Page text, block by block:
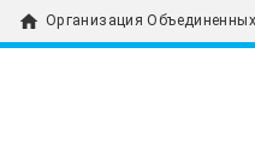
home Организация